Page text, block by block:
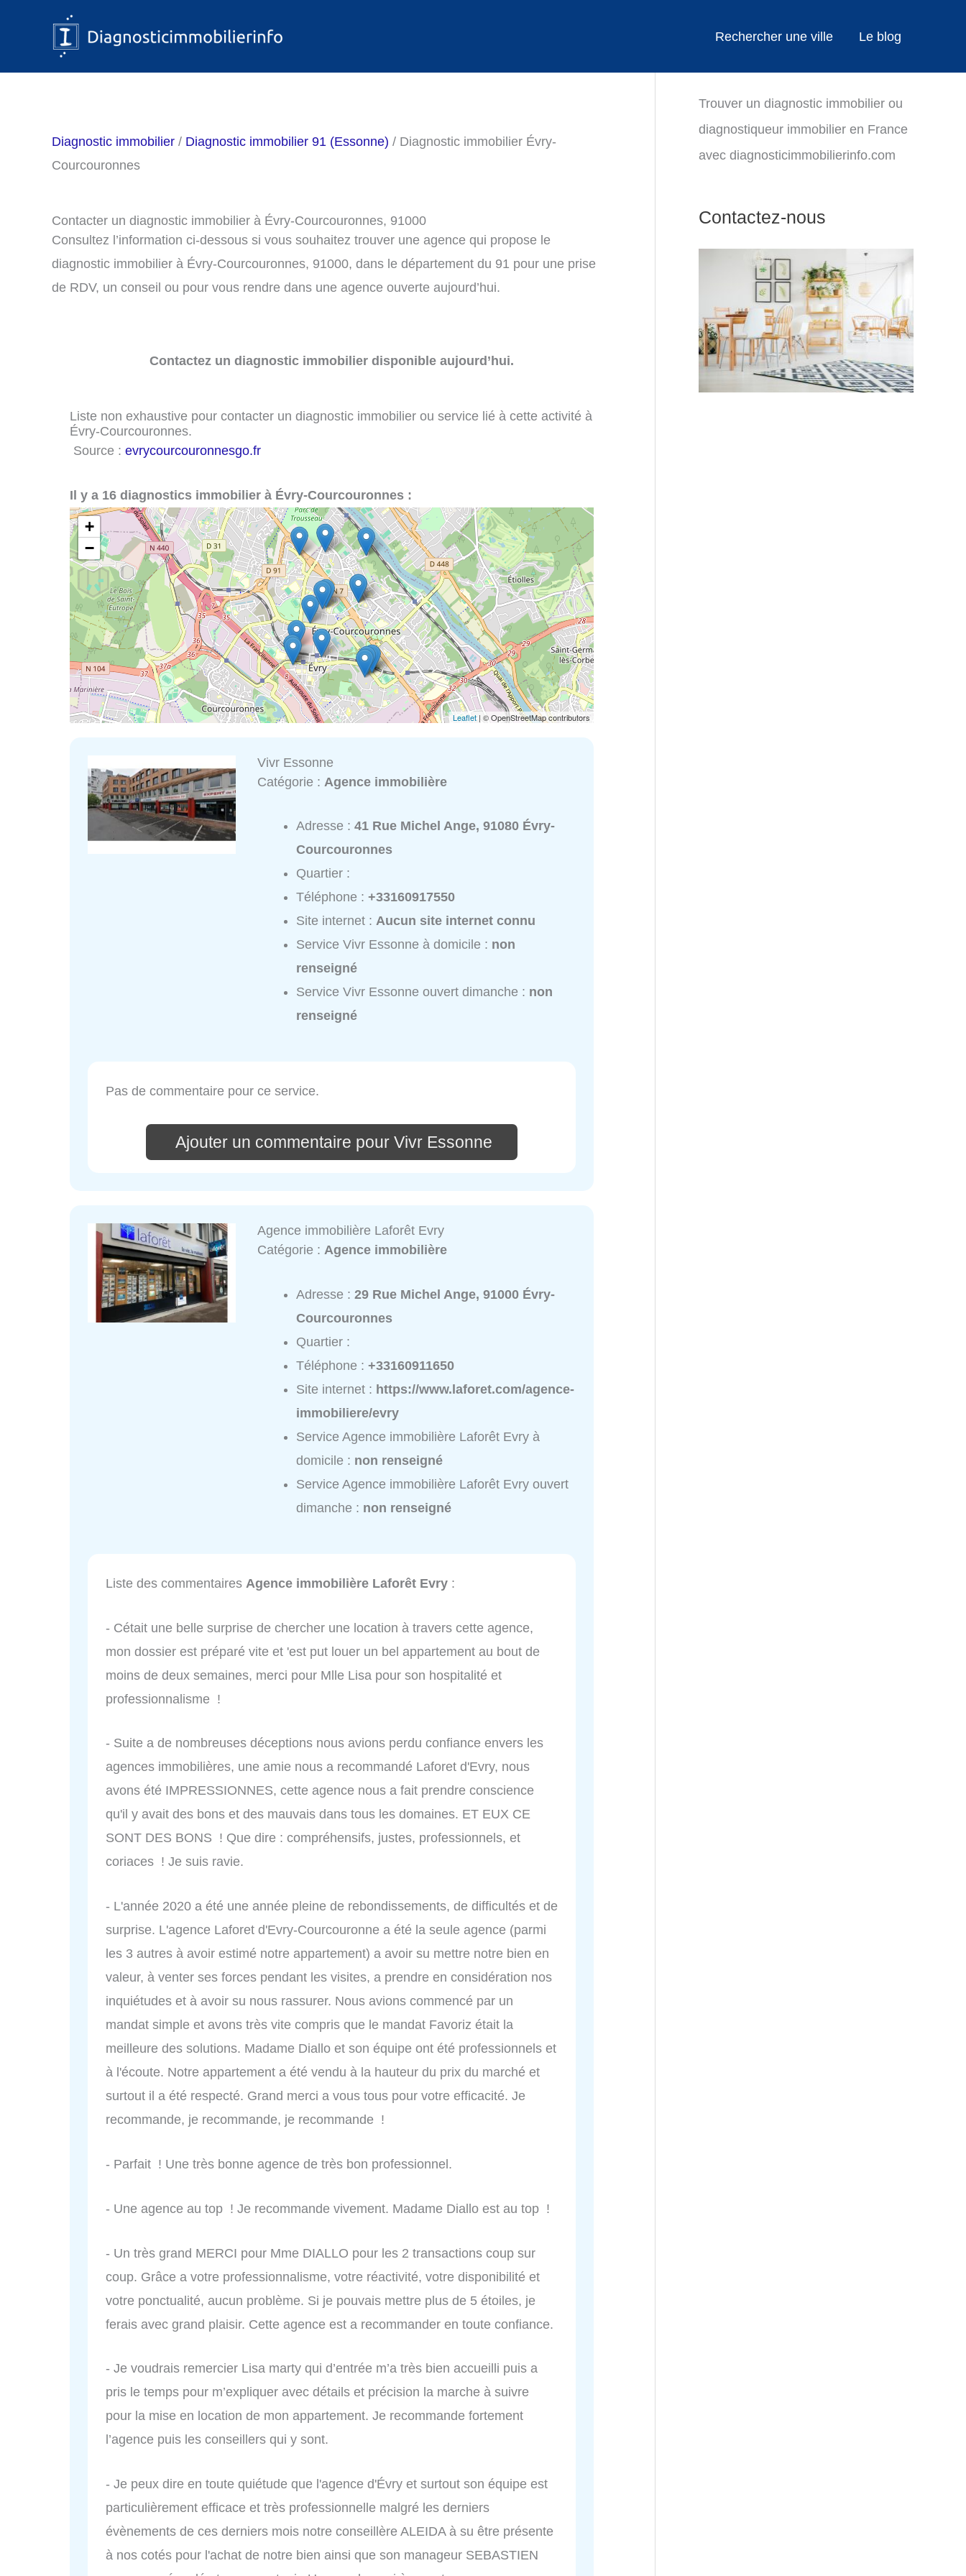
Rechercher une ville Le blog
Diagnostic immobilier / Diagnostic immobilier 91 (Essonne) / Diagnostic immobilier Évry-
Courcouronnes
Contacter un diagnostic immobilier à Évry-Courcouronnes, 91000
Consultez l’information ci-dessous si vous souhaitez trouver une agence qui propose le
diagnostic immobilier à Évry-Courcouronnes, 91000, dans le département du 91 pour une prise
de RDV, un conseil ou pour vous rendre dans une agence ouverte aujourd’hui.
Contactez un diagnostic immobilier disponible aujourd’hui.
Liste non exhaustive pour contacter un diagnostic immobilier ou service lié à cette activité à
Évry-Courcouronnes.
Source : evrycourcouronnesgo.fr
Il y a 16 diagnostics immobilier à Évry-Courcouronnes :
+
−
Leaflet | © OpenStreetMap contributors
Vivr Essonne
Catégorie : Agence immobilière
Adresse :41 Rue Michel Ange, 91080 Évry-
Courcouronnes
Quartier :
Téléphone :+33160917550
Site internet :Aucun site internet connu
Service Vivr Essonne à domicile : non
renseigné
Service Vivr Essonne ouvert dimanche : non
renseigné
Pas de commentaire pour ce service.
Ajouter un commentaire pour Vivr Essonne
Agence immobilière Laforêt Evry
Catégorie :Agence immobilière
Adresse :29 Rue Michel Ange, 91000 Évry-
Courcouronnes
Quartier :
Téléphone :+33160911650
Site internet : https://www.laforet.com/agence-
immobiliere/evry
Service Agence immobilière Laforêt Evry à
domicile : non renseigné
Service Agence immobilière Laforêt Evry ouvert
dimanche : non renseigné
Liste des commentaires Agence immobilière Laforêt Evry :
- Cétait une belle surprise de chercher une location à travers cette agence,
mon dossier est préparé vite et 'est put louer un bel appartement au bout de
moins de deux semaines, merci pour Mlle Lisa pour son hospitalité et
professionnalisme !
- Suite a de nombreuses déceptions nous avions perdu confiance envers les
agences immobilières, une amie nous a recommandé Laforet d'Evry, nous
avons été IMPRESSIONNES, cette agence nous a fait prendre conscience
qu'il y avait des bons et des mauvais dans tous les domaines. ET EUX CE
SONT DES BONS ! Que dire : compréhensifs, justes, professionnels, et
coriaces ! Je suis ravie.
- L'année 2020 a été une année pleine de rebondissements, de difficultés et de
surprise. L'agence Laforet d'Evry-Courcouronne a été la seule agence (parmi
les 3 autres à avoir estimé notre appartement) a avoir su mettre notre bien en
valeur, à venter ses forces pendant les visites, a prendre en considération nos
inquiétudes et à avoir su nous rassurer. Nous avions commencé par un
mandat simple et avons très vite compris que le mandat Favoriz était la
meilleure des solutions. Madame Diallo et son équipe ont été professionnels et
à l'écoute. Notre appartement a été vendu à la hauteur du prix du marché et
surtout il a été respecté. Grand merci a vous tous pour votre efficacité. Je
recommande, je recommande, je recommande !
- Parfait ! Une très bonne agence de très bon professionnel.
- Une agence au top ! Je recommande vivement. Madame Diallo est au top !
- Un très grand MERCI pour Mme DIALLO pour les 2 transactions coup sur
coup. Grâce a votre professionnalisme, votre réactivité, votre disponibilité et
votre ponctualité, aucun problème. Si je pouvais mettre plus de 5 étoiles, je
ferais avec grand plaisir. Cette agence est a recommander en toute confiance.
- Je voudrais remercier Lisa marty qui d’entrée m’a très bien accueilli puis a
pris le temps pour m’expliquer avec détails et précision la marche à suivre
pour la mise en location de mon appartement. Je recommande fortement
l’agence puis les conseillers qui y sont.
- Je peux dire en toute quiétude que l'agence d'Évry et surtout son équipe est
particulièrement efficace et très professionnelle malgré les derniers
évènements de ces derniers mois notre conseillère ALEIDA à su être présente
à nos cotés pour l'achat de notre bien ainsi que son manageur SEBASTIEN
Trouver un diagnostic immobilier ou
diagnostiqueur immobilier en France
avec diagnosticimmobilierinfo.com
Contactez-nous